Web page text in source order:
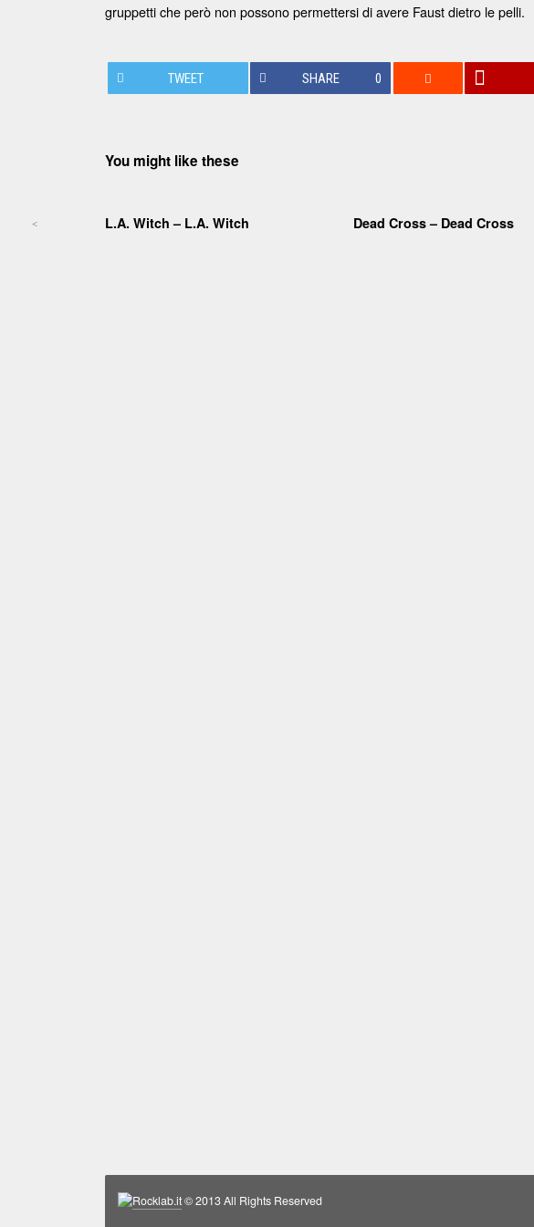
<
gruppetti che però non possono permettersi di avere Faust dietro le pelli.
TWEET SHARE 0
You might like these
L.A. Witch – L.A. Witch Dead Cross – Dead Cross
Rocklab.it© 2013 All Rights Reserved